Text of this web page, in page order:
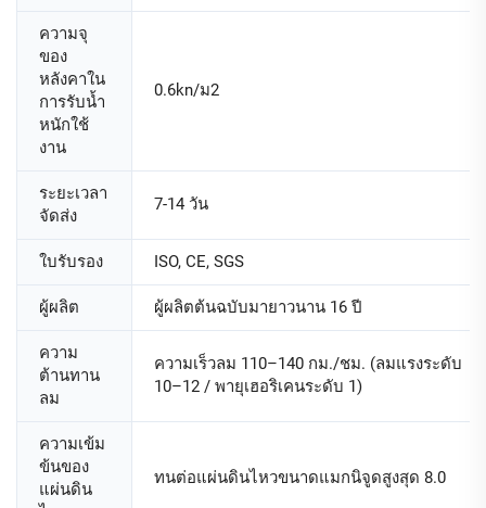
ความจุ
ของ
หลังคาใน
การรับน้ำ
หนักใช้
งาน
0.6kn/ม2
ระยะเวลา
จัดส่ง
7-14 วัน
ใบรับรอง ISO, CE, SGS
ผู้ผลิต ผู้ผลิตต้นฉบับมายาวนาน 16 ปี
ความ
ต้านทาน
ลม
ความเร็วลม 110–140 กม./ชม. (ลมแรงระดับ
10–12 / พายุเฮอริเคนระดับ 1)
ความเข้ม
ข้นของ
แผ่นดิน
ทนต่อแผ่นดินไหวขนาดแมกนิจูดสูงสุด 8.0